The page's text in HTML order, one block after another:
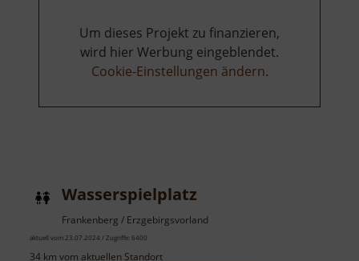
Um dieses Projekt zu finanzieren,
wird hier Werbung eingeblendet.
Cookie-Einstellungen ändern.
Wasserspielplatz
Frankenberg / Erzgebirgsvorland
aktuell vom 23.07.2024 / Zugriffe: 6400
34 km vom aktuellen Standort